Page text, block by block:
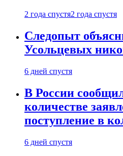
2 года спустя2 года спустя
Следопыт
Усольцевых
6 дней спустя
В России
количестве
поступление в
6 дней спустя